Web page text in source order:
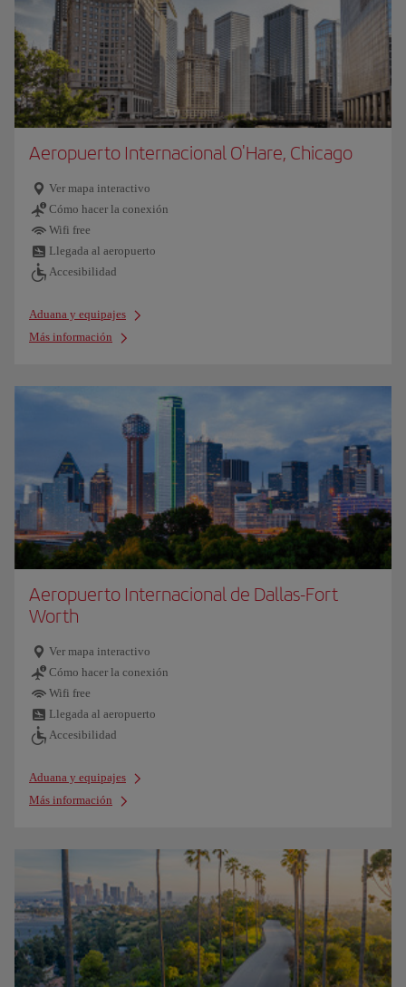
Aeropuerto Internacional O'Hare, Chicago
Ver mapa interactivo
Cómo hacer la conexión
Wifi free
Llegada al aeropuerto
Accesibilidad
Aduana y equipajes
Más información
Aeropuerto Internacional de Dallas-Fort
Worth
Ver mapa interactivo
Cómo hacer la conexión
Wifi free
Llegada al aeropuerto
Accesibilidad
Aduana y equipajes
Más información